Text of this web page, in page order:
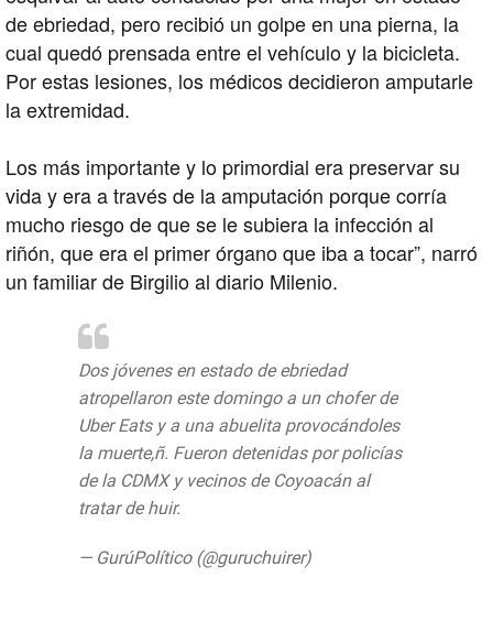
de ebriedad, pero recibió un golpe en una pierna, la
cual quedó prensada entre el vehículo y la bicicleta.
Por estas lesiones, los médicos decidieron amputarle
la extremidad.
Los más importante y lo primordial era preservar su
vida y era a través de la amputación porque corría
mucho riesgo de que se le subiera la infección al
riñón, que era el primer órgano que iba a tocar”, narró
un familiar de Birgilio al diario Milenio.
Dos jóvenes en estado de ebriedad
atropellaron este domingo a un chofer de
Uber Eats y a una abuelita provocándoles
la muerte,ñ. Fueron detenidas por policías
de la CDMX y vecinos de Coyoacán al
tratar de huir.
— GurúPolítico (@guruchuirer)